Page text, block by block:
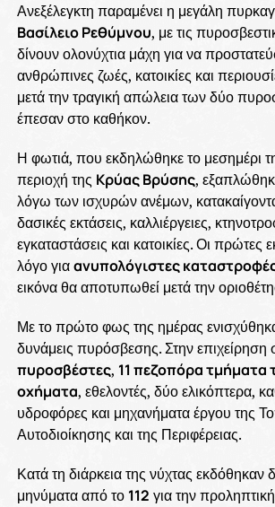
Ανεξέλεγκτη παραμένει η μεγάλη
Βασίλειο Ρεθύμνου, με τις
δίνουν ολονύχτια μάχη για να
ανθρώπινες ζωές, κατοικίες και
μετά την τραγική απώλεια των δύο
έπεσαν στο καθήκον.
Η φωτιά, που εκδηλώθηκε το μεσημέρι
περιοχή της Κρύας Βρύσης,
λόγω των ισχυρών ανέμων,
δασικές εκτάσεις, καλλιέργειες,
εγκαταστάσεις και κατοικίες. Οι πρώτες
λόγο γιαανυπολόγιστες
εικόνα θα αποτυπωθεί μετά την
Με το πρώτο φως της ημέρας
δυνάμεις πυρόσβεσης. Στην επιχείρηση
πυροσβέστες, 11 πεζοπόρα
οχήματα, εθελοντές, δύο ελικόπτερα,
υδροφόρες και μηχανήματα έργου της
Αυτοδιοίκησης και της Περιφέρειας.
Κατά τη διάρκεια της νύχτας εκδόθηκαν
μηνύματα από το 112 για την